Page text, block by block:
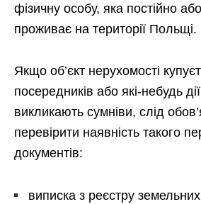
фізичну особу, яка постійно
проживає на території Польщі.
Якщо об’єкт нерухомості
посередників або які-небудь
викликають сумніви, слід
перевірити наявність такого
документів:
виписка з реєстру